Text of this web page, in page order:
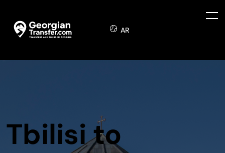
AR
Tbilisi to